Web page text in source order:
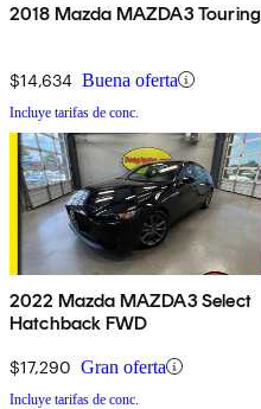
2018 Mazda MAZDA3 Touring
$14,634 Buena oferta
Incluye tarifas de conc.
2022 Mazda MAZDA3 Select
Hatchback FWD
$17,290 Gran oferta
Incluye tarifas de conc.